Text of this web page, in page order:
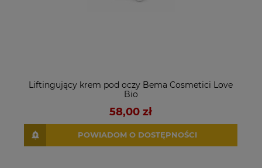
Liftingujący krem pod oczy Bema Cosmetici Love
Bio
58,00 zł
POWIADOM O DOSTĘPNOŚCI